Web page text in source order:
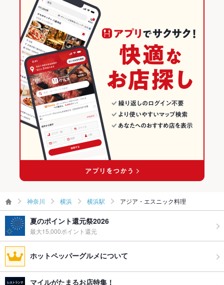
神奈川 横浜 横浜駅 アジア・エスニック料理
夏のポイント還元祭2026
最大15,000ポイント還元
ホットペッパーグルメについて
マイルがたまるお店特集！